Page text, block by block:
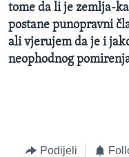
tome da li je zemlja-
postane punopravni
ali vjerujem da je i
neophodnog
Podijeli